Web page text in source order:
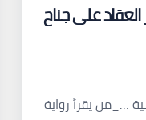
على جناح
…_من يقرأ رواية